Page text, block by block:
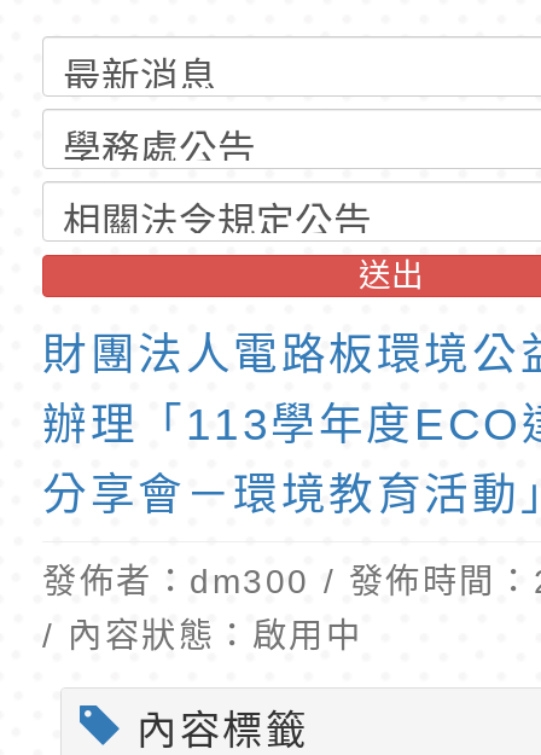
公告(尚有缺額)
民小學115學年度「
班教師助理員」甄選
東門國小115學年度
梯特教代理教師甄選
公告(尚有缺額)
東門國小附設幼兒園
第1學期第2梯代理教
招錄取公告
東門國小115學年度
梯代理教師甄選第8
東門國小附設幼兒園
第1學期第2梯代理教
招錄取公告(尚有缺
送出
財團法人電路板環境公
辦理「113學年度ECO
分享會－環境教育活動
發佈者：dm300 / 發佈時間
/ 內容狀態：啟用中
內容標籤